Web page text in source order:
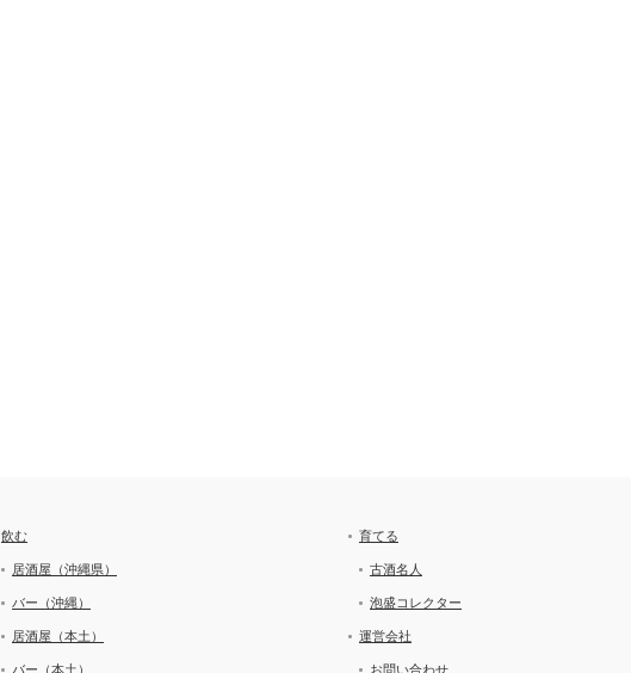
飲む
居酒屋（沖縄県）
バー（沖縄）
居酒屋（本土）
バー（本土）
育てる
古酒名人
泡盛コレクター
運営会社
お問い合わせ